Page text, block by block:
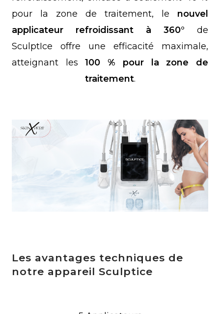
pour la zone de traitement, le nouvel
applicateur refroidissant à 360° de
SculptIce offre une efficacité maximale,
atteignant les100 % pour la zone de
traitement.
Les avantages techniques de
notre appareil Sculptice